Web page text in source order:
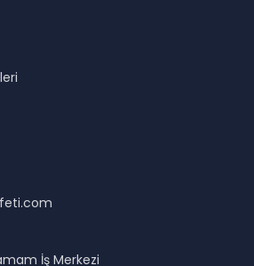
İş Merkezi